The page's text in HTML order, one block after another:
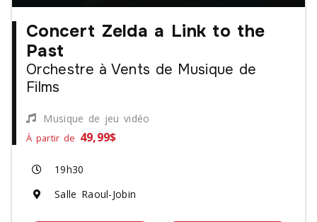
Concert Zelda a Link to the
Past
Orchestre à Vents de Musique de
Films
Musique de jeu vidéo
À partir de 49,99$
19h30
Salle Raoul-Jobin